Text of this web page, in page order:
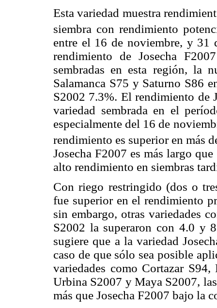
Esta variedad muestra
siembra con rendimiento
entre el 16 de noviembre, y
rendimiento de Josecha
sembradas en esta región, la
Salamanca S75 y Saturno S86
S2002 7.3%. El rendimiento de
variedad sembrada en el
especialmente del 16 de
rendimiento es superior en más
Josecha F2007 es más largo
alto rendimiento en siembras
Con riego restringido (dos o
fue superior en el rendimiento
sin embargo, otras variedades
S2002 la superaron con 4.0 y
sugiere que a la variedad
caso de que sólo sea posible
variedades como Cortazar
Urbina S2007 y Maya S2007,
más que Josecha F2007 bajo la